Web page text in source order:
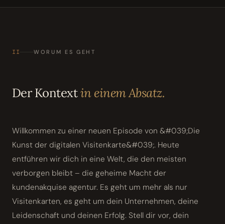
II WORUM ES GEHT
Der Kontextin einem Absatz.
Willkommen zu einer neuen Episode von &#039;Die
Kunst der digitalen Visitenkarte&#039;. Heute
entführen wir dich in eine Welt, die den meisten
verborgen bleibt – die geheime Macht der
kundenakquise agentur. Es geht um mehr als nur
Visitenkarten, es geht um dein Unternehmen, deine
Leidenschaft und deinen Erfolg. Stell dir vor, dein